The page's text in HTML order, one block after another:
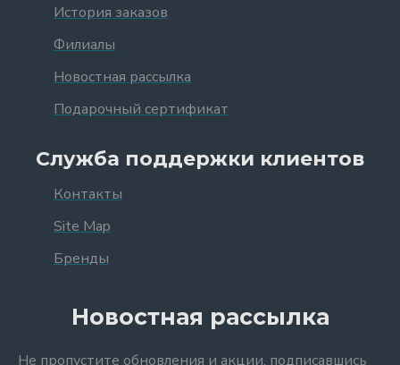
История заказов
Филиалы
Новостная рассылка
Подарочный сертификат
Служба поддержки клиентов
Контакты
Site Map
Бренды
Новостная рассылка
Не пропустите обновления и акции, подписавшись